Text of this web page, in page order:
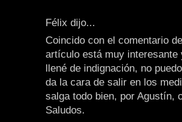
Félix dijo...
Coincido con el comentario
artículo está muy
llené de indignación, no
da la cara de salir en los
salga todo bien, por Agustín,
Saludos.